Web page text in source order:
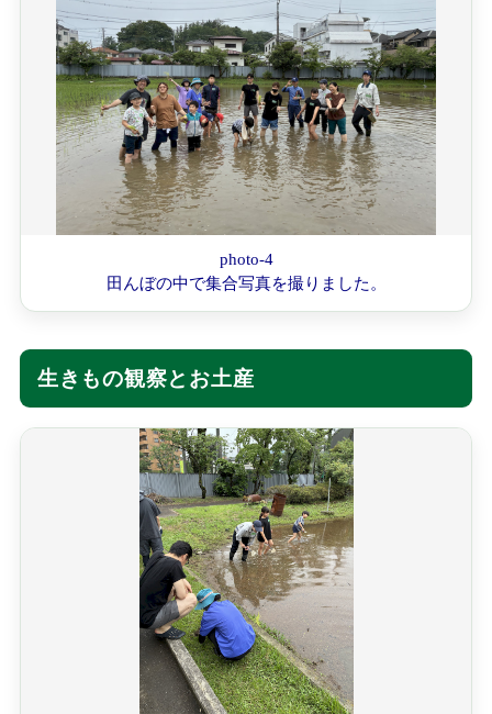
photo-4
田んぼの中で集合写真を撮りました。
生きもの観察とお土産